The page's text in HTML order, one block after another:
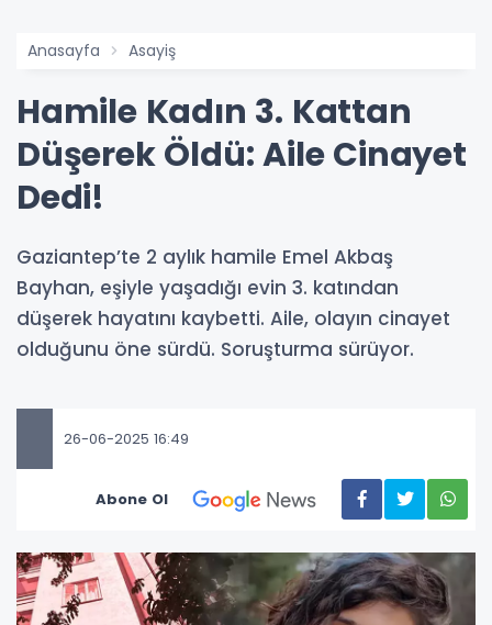
Anasayfa Asayiş
Hamile Kadın 3. Kattan
Düşerek Öldü: Aile Cinayet
Dedi!
Gaziantep’te 2 aylık hamile Emel Akbaş
Bayhan, eşiyle yaşadığı evin 3. katından
düşerek hayatını kaybetti. Aile, olayın cinayet
olduğunu öne sürdü. Soruşturma sürüyor.
26-06-2025 16:49
Abone Ol